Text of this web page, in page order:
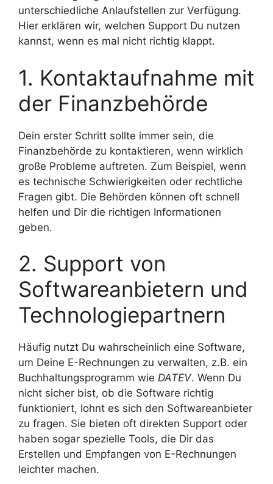
unterschiedliche Anlaufstellen zur Verfügung.
Hier erklären wir, welchen Support Du nutzen
kannst, wenn es mal nicht richtig klappt.
1. Kontaktaufnahme mit
der Finanzbehörde
Dein erster Schritt sollte immer sein, die
Finanzbehörde zu kontaktieren, wenn wirklich
große Probleme auftreten. Zum Beispiel, wenn
es technische Schwierigkeiten oder rechtliche
Fragen gibt. Die Behörden können oft schnell
helfen und Dir die richtigen Informationen
geben.
2. Support von
Softwareanbietern und
Technologiepartnern
Häufig nutzt Du wahrscheinlich eine Software,
um Deine E-Rechnungen zu verwalten, z.B. ein
Buchhaltungsprogramm wie DATEV. Wenn Du
nicht sicher bist, ob die Software richtig
funktioniert, lohnt es sich den Softwareanbieter
zu fragen. Sie bieten oft direkten Support oder
haben sogar spezielle Tools, die Dir das
Erstellen und Empfangen von E-Rechnungen
leichter machen.